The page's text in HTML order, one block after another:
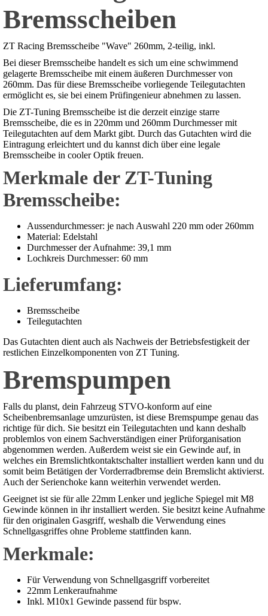
Bremsscheiben
ZT Racing Bremsscheibe "Wave" 260mm, 2-teilig, inkl.
Bei dieser Bremsscheibe handelt es sich um eine schwimmend
gelagerte Bremsscheibe mit einem äußeren Durchmesser von
260mm. Das für diese Bremsscheibe vorliegende Teilegutachten
ermöglicht es, sie bei einem Prüfingenieur abnehmen zu lassen.
Die ZT-Tuning Bremsscheibe ist die derzeit einzige starre
Bremsscheibe, die es in 220mm und 260mm Durchmesser mit
Teilegutachten auf dem Markt gibt. Durch das Gutachten wird die
Eintragung erleichtert und du kannst dich über eine legale
Bremsscheibe in cooler Optik freuen.
Merkmale der ZT-Tuning
Bremsscheibe:
Aussendurchmesser: je nach Auswahl 220 mm oder 260mm
Material: Edelstahl
Durchmesser der Aufnahme: 39,1 mm
Lochkreis Durchmesser: 60 mm
Lieferumfang:
Bremsscheibe
Teilegutachten
Das Gutachten dient auch als Nachweis der Betriebsfestigkeit der
restlichen Einzelkomponenten von ZT Tuning.
Bremspumpen
Falls du planst, dein Fahrzeug STVO-konform auf eine
Scheibenbremsanlage umzurüsten, ist diese Bremspumpe genau das
richtige für dich. Sie besitzt ein Teilegutachten und kann deshalb
problemlos von einem Sachverständigen einer Prüforganisation
abgenommen werden. Außerdem weist sie ein Gewinde auf, in
welches ein Bremslichtkontaktschalter installiert werden kann und du
somit beim Betätigen der Vorderradbremse dein Bremslicht aktivierst.
Auch der Serienchoke kann weiterhin verwendet werden.
Geeignet ist sie für alle 22mm Lenker und jegliche Spiegel mit M8
Gewinde können in ihr installiert werden. Sie besitzt keine Aufnahme
für den originalen Gasgriff, weshalb die Verwendung eines
Schnellgasgriffes ohne Probleme stattfinden kann.
Merkmale:
Für Verwendung von Schnellgasgriff vorbereitet
22mm Lenkeraufnahme
Inkl. M10x1 Gewinde passend für bspw.